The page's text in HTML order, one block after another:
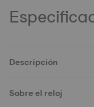
Descripción
Sobre el reloj